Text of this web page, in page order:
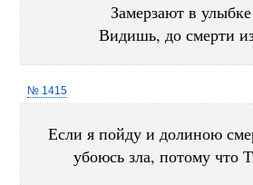
Замерзают в
Видишь, до смерти
№ 1415
Если я пойду и долиною
убоюсь зла, потому что